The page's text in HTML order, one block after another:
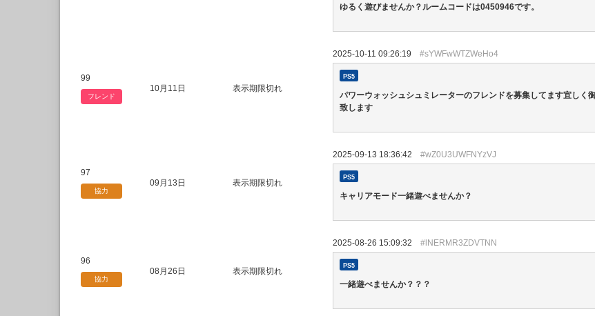
ゆるく遊びませんか？ルームコードは0450946です。
99
フレンド
10月11日 表示期限切れ
2025-10-11 09:26:19 #sYWFwWTZWeHo4
PS5
パワーウォッシュシュミレーターのフレンドを募集してます宜しく
致します
97
協力
09月13日 表示期限切れ
2025-09-13 18:36:42 #wZ0U3UWFNYzVJ
PS5
キャリアモード一緒遊べませんか？
96
協力
08月26日 表示期限切れ
2025-08-26 15:09:32 #lNERMR3ZDVTNN
PS5
一緒遊べませんか？？？